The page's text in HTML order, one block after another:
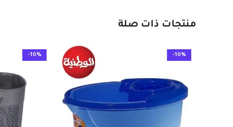
منتجات ذات صلة
-10%
-10%